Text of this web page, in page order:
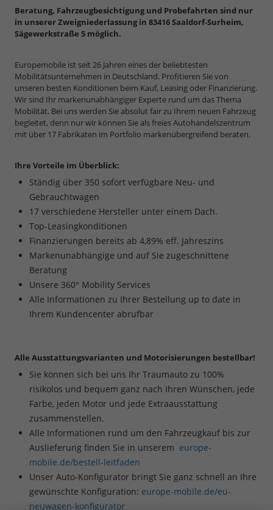
Beratung, Fahrzeugbesichtigung und Probefahrten sind nur
in unserer Zweigniederlassung in 83416 Saaldorf-Surheim,
Sägewerkstraße 5 möglich.
Europemobile ist seit 26 Jahren eines der beliebtesten
Mobilitätsunternehmen in Deutschland. Profitieren Sie von
unseren besten Konditionen beim Kauf, Leasing oder Finanzierung.
Wir sind Ihr markenunabhängiger Experte rund um das Thema
Mobilität. Bei uns werden Sie absolut fair zu Ihrem neuen Fahrzeug
begleitet, denn nur wir können Sie als freies Autohandelszentrum
mit über 17 Fabrikaten im Portfolio markenübergreifend beraten.
Ihre Vorteile im Überblick:
Ständig über 350 sofort verfügbare Neu- und
Gebrauchtwagen
17 verschiedene Hersteller unter einem Dach.
Top-Leasingkonditionen
Finanzierungen bereits ab 4,89% eff. Jahreszins
Markenunabhängige und auf Sie zugeschnittene
Beratung
Unsere 360° Mobility Services
Alle Informationen zu Ihrer Bestellung up to date in
Ihrem Kundencenter abrufbar
Alle Ausstattungsvarianten und Motorisierungen bestellbar!
Sie können sich bei uns Ihr Traumauto zu 100%
risikolos und bequem ganz nach Ihren Wünschen, jede
Farbe, jeden Motor und jede Extraausstattung
zusammenstellen.
Alle Informationen rund um den Fahrzeugkauf bis zur
Auslieferung finden Sie in unserem europe-
mobile.de/bestell-leitfaden
Unser Auto-Konfigurator bringt Sie ganz schnell an Ihre
gewünschte Konfiguration: europe-mobile.de/eu-
neuwagen-konfigurator